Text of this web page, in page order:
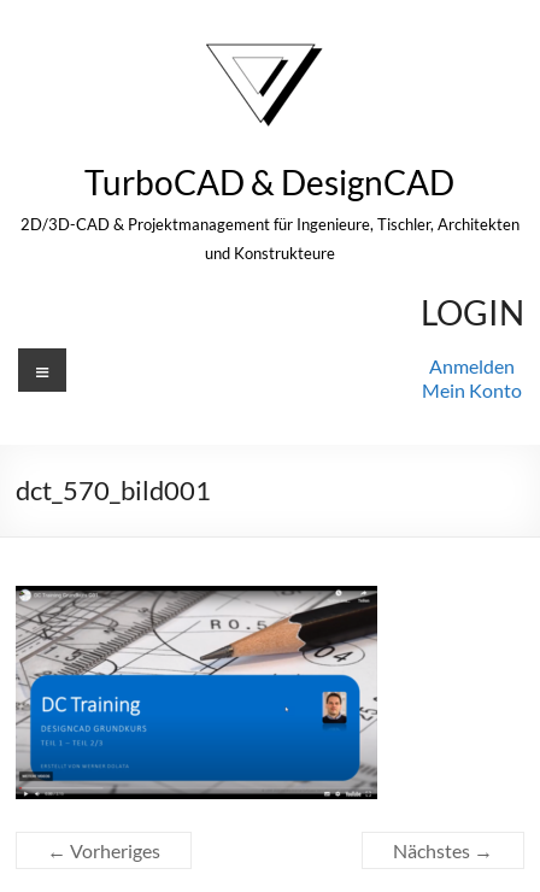
TurboCAD & DesignCAD
2D/3D-CAD & Projektmanagement für Ingenieure, Tischler, Architekten
und Konstrukteure
LOGIN
Anmelden
Mein Konto
Menü
dct_570_bild001
← Vorheriges Nächstes →